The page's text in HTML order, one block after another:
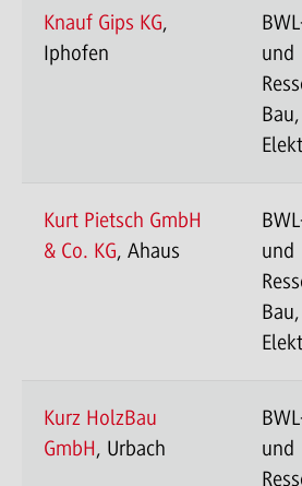
Knauf Gips KG,
Iphofen
und
Kurt Pietsch GmbH
& Co. KG, Ahaus
und
Kurz HolzBau
GmbH, Urbach
und